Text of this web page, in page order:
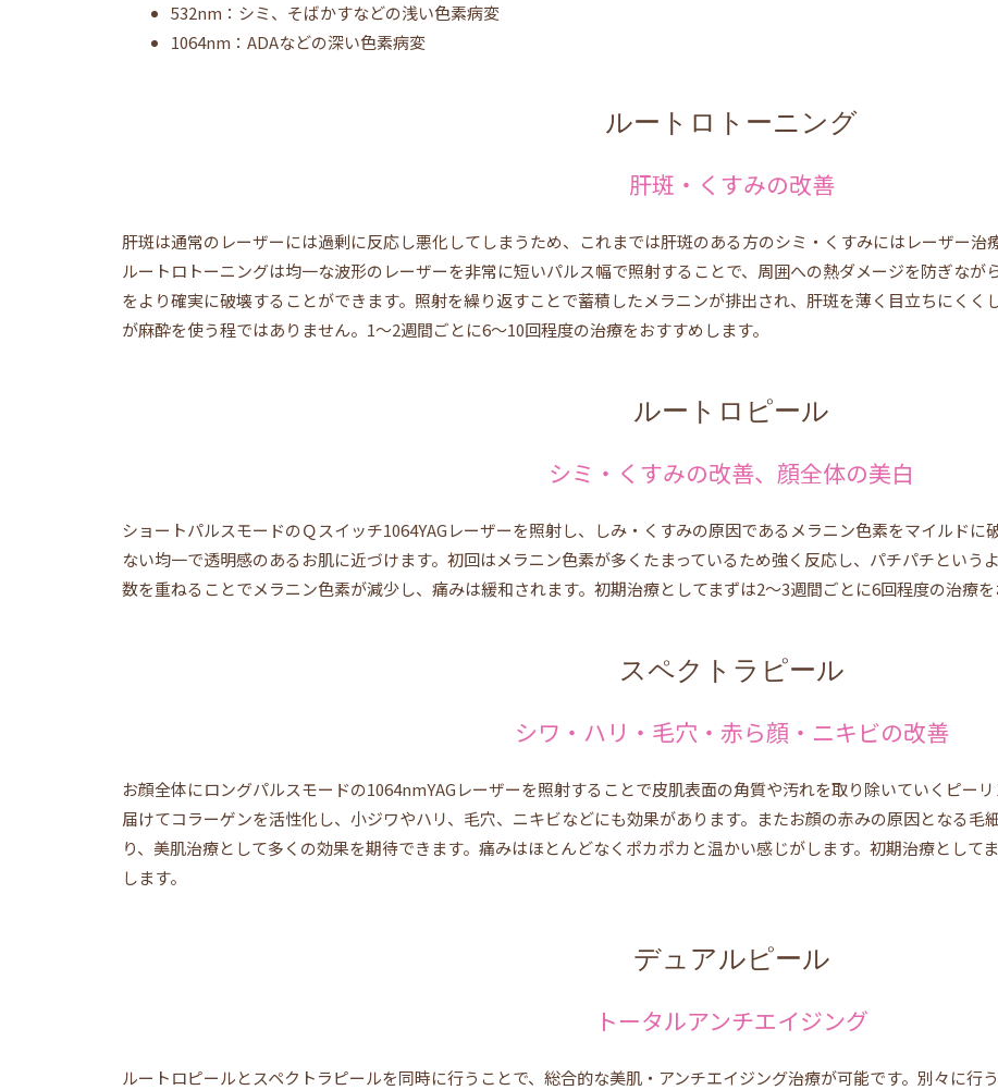
532nm：シミ、そばかすなどの浅い色素病変
1064nm：ADAなどの深い色素病変
ルートロトーニング
肝斑・くすみの改善
肝斑は通常のレーザーには過剰に反応し悪化してしまうため、これまでは肝斑のある方のシミ・くすみにはレーザー治
ルートロトーニングは均一な波形のレーザーを非常に短いパルス幅で照射することで、周囲への熱ダメージを防ぎな
をより確実に破壊することができます。照射を繰り返すことで蓄積したメラニンが排出され、肝斑を薄く目立ちにくく
が麻酔を使う程ではありません。1～2週間ごとに6〜10回程度の治療をおすすめします。
ルートロピール
シミ・くすみの改善、顔全体の美白
ショートパルスモードのＱスイッチ1064YAGレーザーを照射し、しみ・くすみの原因であるメラニン色素をマイルドに
ない均一で透明感のあるお肌に近づけます。初回はメラニン色素が多くたまっているため強く反応し、パチパチという
数を重ねることでメラニン色素が減少し、痛みは緩和されます。初期治療としてまずは2～3週間ごとに6回程度の治療を
スペクトラピール
シワ・ハリ・毛穴・赤ら顔・ニキビの改善
お顔全体にロングパルスモードの1064nmYAGレーザーを照射することで皮肌表面の角質や汚れを取り除いていくピー
届けてコラーゲンを活性化し、小ジワやハリ、毛穴、ニキビなどにも効果があります。またお顔の赤みの原因となる毛
り、美肌治療として多くの効果を期待できます。痛みはほとんどなくポカポカと温かい感じがします。初期治療として
します。
デュアルピール
トータルアンチエイジング
ルートロピールとスペクトラピールを同時に行うことで、総合的な美肌・アンチエイジング治療が可能です。別々に行